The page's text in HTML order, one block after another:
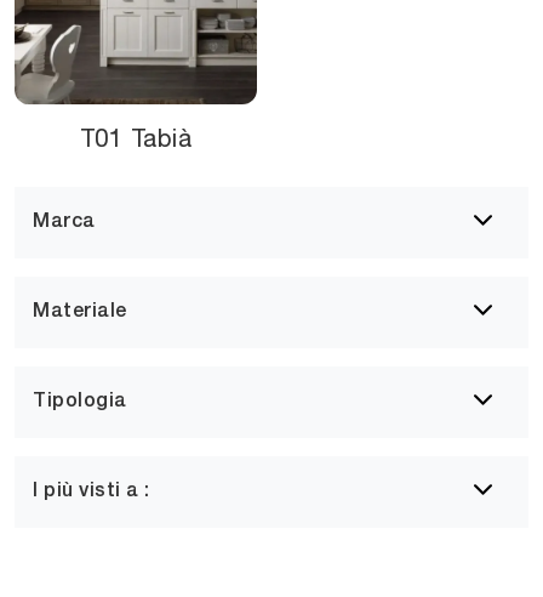
Marca
Materiale
Tipologia
I più visti a :
T01 Tabià